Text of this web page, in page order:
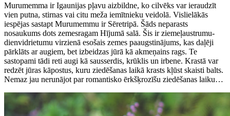
Murumemma ir Igaunijas pļavu aizbildne, ko cilvēks var ieraudzīt
vien putna, stirnas vai citu meža iemītnieku veidolā. Vislielākās
iespējas sastapt Murumemmu ir Sēretripā. Šāds neparasts
nosaukums dots zemesragam Hījumā salā. Šis ir ziemeļaustrumu-
dienvidrietumu virzienā esošais zemes paaugstinājums, kas daļēji
pārklāts ar augiem, bet izbeidzas jūrā kā akmeņains rags. Te
sastopami tādi reti augi kā sausserdis, krūklis un irbene. Krastā var
redzēt jūras kāpostus, kuru ziedēšanas laikā krasts kļūst skaisti balts.
Nemaz jau nerunājot par romantisko ērkšķrozīšu ziedēšanas laiku…